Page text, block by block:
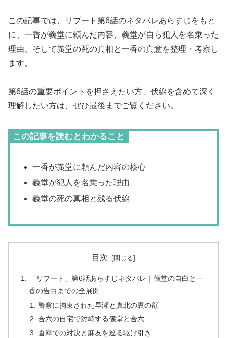
この記事では、リブート第6話のネタバレあらすじをもと
に、一香が義堂に頼んだ内容、義堂が自ら犯人を名乗った
理由、そして義堂の死の真相と一香の真意を整理・考察し
ます。
第6話の重要ポイントを押さえたい方、伏線を含めて深く
理解したい方は、ぜひ最後までご覧ください。
この記事を読むとわかること
一香が義堂に頼んだ内容の核心
義堂が犯人を名乗った理由
義堂の死の真相と残る伏線
目次
「リブート」第6話あらすじネタバレ｜儀堂の自白と一
香の告白までの全展開
警察に拘束された早瀬と真北の裏の顔
合六の自宅で対峙する儀堂と合六
倉庫での対決と麻友を巡る駆け引き